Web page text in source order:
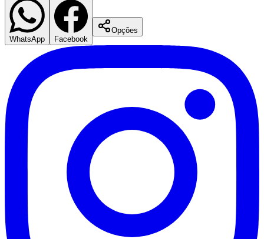
Fluminense
WhatsApp Facebook
Opções